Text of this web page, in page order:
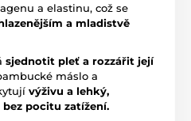
a elastinu, což se
a mladistvě
sjednotit pleť a rozzářit její
máslo a
výživu a lehký,
pocitu zatížení.